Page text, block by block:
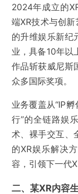
2024年成立的
端XR技术与创
的升维娱乐新纪
业，具备10年以
作品斩获威尼斯
众多国际奖项。
业务覆盖从“IP
行”的全链路娱
术、裸手交互、
的XR娱乐解决
容，引领下一代
二、某XR内容